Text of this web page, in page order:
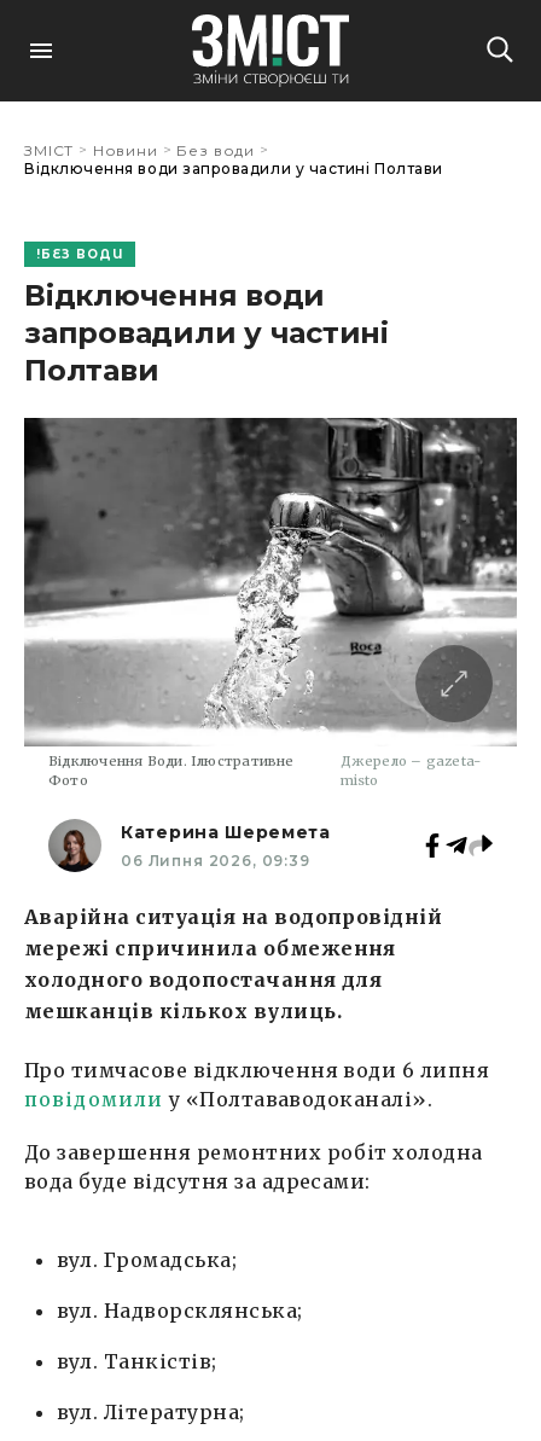
ЗМІСТ > Новини > Без води >
Відключення води запровадили у частині Полтави
БЕЗ ВОДИ
Відключення води
запровадили у частині
Полтави
Відключення Води. Ілюстративне
Фото
Джерело – gazeta-
misto
Катерина Шеремета
06 Липня 2026, 09:39
Аварійна ситуація на водопровідній
мережі спричинила обмеження
холодного водопостачання для
мешканців кількох вулиць.
Про тимчасове відключення води 6 липня
повідомили у «Полтававодоканалі».
До завершення ремонтних робіт холодна
вода буде відсутня за адресами:
вул. Громадська;
вул. Надворсклянська;
вул. Танкістів;
вул. Літературна;